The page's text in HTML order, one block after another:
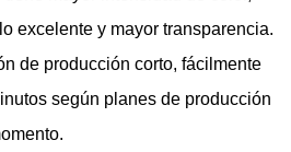
excelente y mayor transparencia.
de producción corto, fácilmente
según planes de producción